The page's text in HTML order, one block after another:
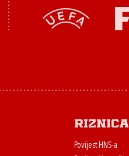
Riznica
Povijest HNS-a